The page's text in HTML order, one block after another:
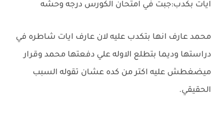
ايات بكدب:جبت في امتحان الكورس درجه وحشه
محمد عارف انها بتكدب عليه لان عارف ايات شاطره في
دراستها وديما بتطلع الاوله علي دفعتها محمد وقرار
ميضغطش عليه اكتر من كده عشان تقوله السبب
الحقيقي.